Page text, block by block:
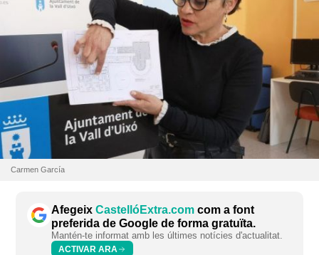
Carmen García
Afegeix CastellóExtra.com com a font
preferida de Google de forma gratuïta.
Mantén-te informat amb les últimes notícies d'actualitat.
ACTIVAR ARA